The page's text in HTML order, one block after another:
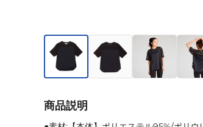
商品説明